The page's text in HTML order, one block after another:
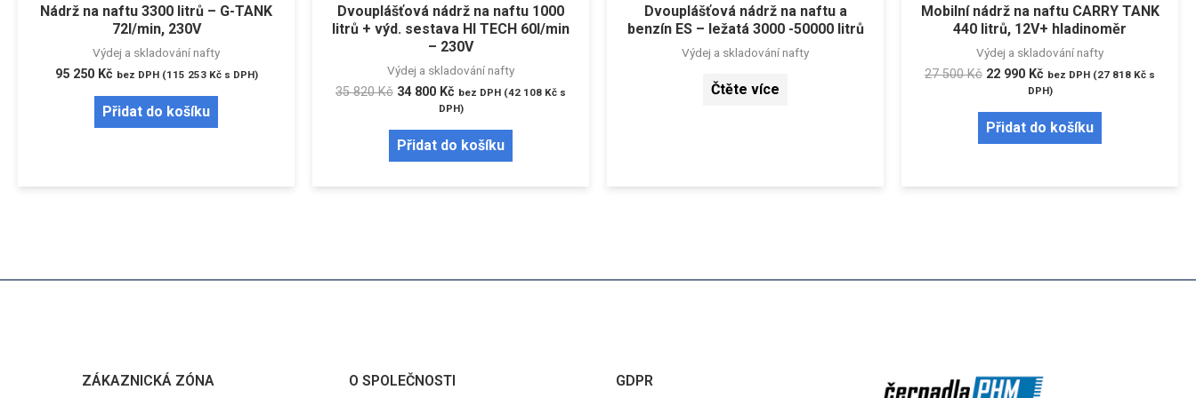
Nádrž na naftu 3300 litrů – G-TANK
72l/min, 230V
Výdej a skladování nafty
95 250 Kč bez DPH (115 253 Kčs DPH)
Přidat do košíku
Dvouplášťová nádrž na naftu 1000
litrů + výd. sestava HI TECH 60l/min
– 230V
Výdej a skladování nafty
35 820Kč 34 800 Kč bez DPH (42 108 Kč s
DPH)
Přidat do košíku
Dvouplášťová nádrž na naftu a
benzín ES – ležatá 3000 -50000 litrů
Výdej a skladování nafty
Čtěte více
Mobilní nádrž na naftu CARRY TANK
440 litrů, 12V+ hladinoměr
Výdej a skladování nafty
27 500Kč 22 990 Kč bez DPH (27 818 Kč s
DPH)
Přidat do košíku
ZÁKAZNICKÁ ZÓNA O SPOLEČNOSTI GDPR